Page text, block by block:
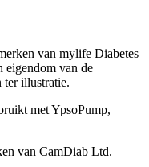
van mylife Diabetes
eigendom van de
ter illustratie.
met YpsoPump,
van CamDiab Ltd.